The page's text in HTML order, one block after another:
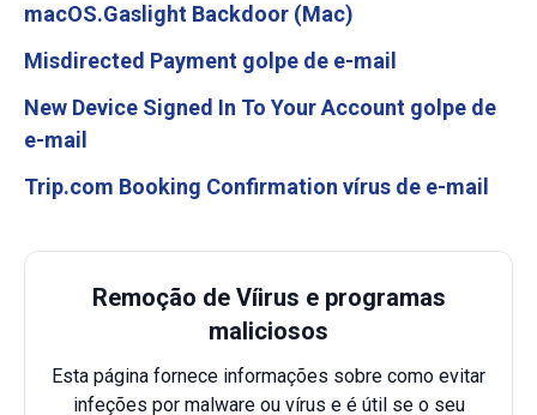
macOS.Gaslight Backdoor (Mac)
Misdirected Payment golpe de e-mail
New Device Signed In To Your Account golpe de
e-mail
Trip.com Booking Confirmation vírus de e-mail
Remoção de Víirus e programas
maliciosos
Esta página fornece informações sobre como evitar
infeções por malware ou vírus e é útil se o seu